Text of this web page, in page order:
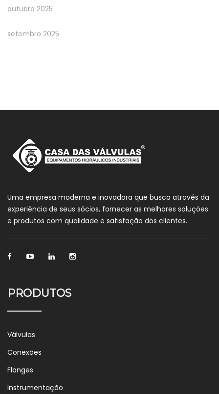
outubro 2025
setembro 2025
Uma empresa moderna e inovadora que busca através da
experiência de seus sócios, fornecer as melhores soluções
e produtos com qualidade e satisfação dos clientes.
PRODUTOS
Válvulas
Conexões
Flanges
Instrumentação